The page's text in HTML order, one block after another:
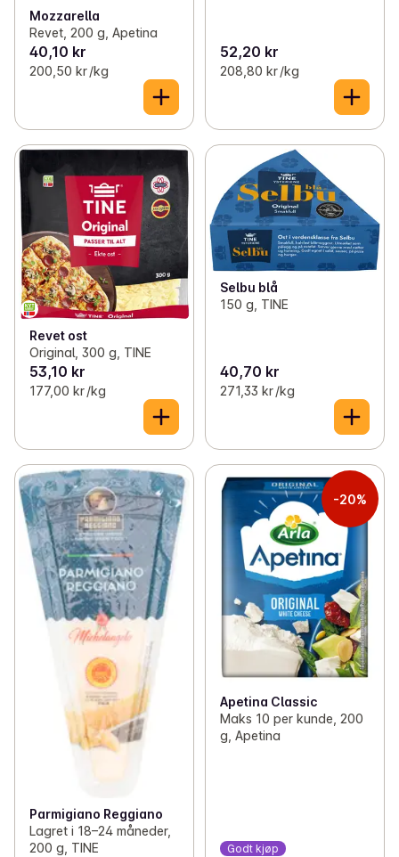
Mozzarella
Revet, 200 g, Apetina
40,10 kr
200,50 kr /kg
52,20 kr
208,80 kr /kg
Revet ost
Original, 300 g, TINE
53,10 kr
177,00 kr /kg
Selbu blå
150 g, TINE
40,70 kr
271,33 kr /kg
Parmigiano Reggiano
Lagret i 18–24 måneder,
200 g, TINE
-20%
Apetina Classic
Maks 10 per kunde, 200
g, Apetina
Godt kjøp